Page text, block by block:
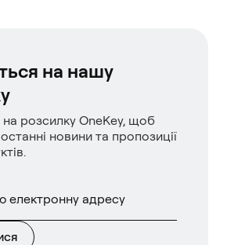
на нашу
на розсилку OneKey, щоб
новини та пропозиції